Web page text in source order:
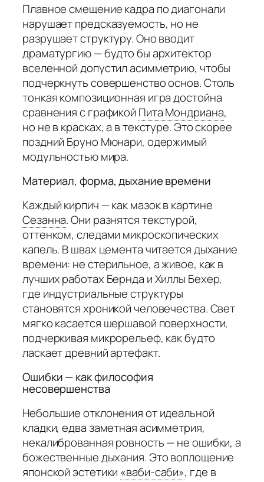
Плавное смещение кадра по диагонали
нарушает предсказуемость, но не
разрушает структуру. Оно вводит
драматургию — будто бы архитектор
вселенной допустил асимметрию, чтобы
подчеркнуть совершенство основ. Столь
тонкая композиционная игра достойна
сравнения с графикой Пита Мондриана,
но не в красках, а в текстуре. Это скорее
поздний Бруно Мюнари, одержимый
модульностью мира.
Материал, форма, дыхание времени
Каждый кирпич — как мазок в картине
Сезанна.Они разнятся текстурой,
оттенком, следами микроскопических
капель. В швах цемента читается дыхание
времени: не стерильное, а живое, как в
лучших работах Бернда и Хиллы Бехер,
где индустриальные структуры
становятся хроникой человечества. Свет
мягко касается шершавой поверхности,
подчеркивая микрорельеф, как будто
ласкает древний артефакт.
Ошибки — как философия
несовершенства
Небольшие отклонения от идеальной
кладки, едва заметная асимметрия,
некалиброванная ровность — не ошибки, а
божественные дыхания. Это воплощение
японской эстетики «ваби-саби», где в